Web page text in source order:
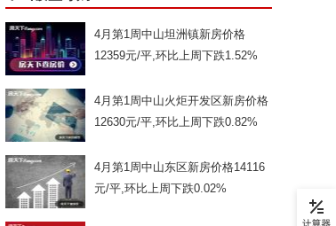
4月第1周中山坦洲镇新房价格
12359元/平,环比上周下跌1.52%
4月第1周中山火炬开发区新房价格
12630元/平,环比上周下跌0.82%
4月第1周中山东区新房价格14116
元/平,环比上周下跌0.02%